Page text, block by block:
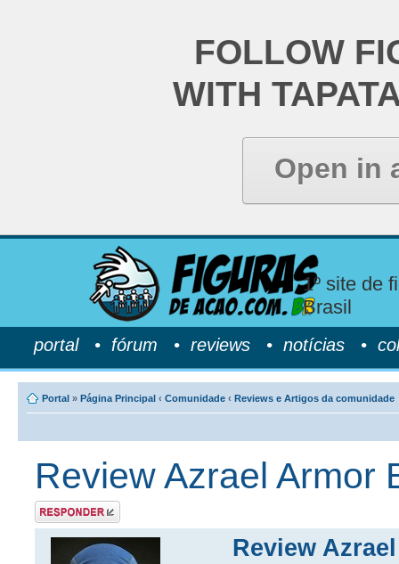
FOLLOW
WITH
Open in
1º site de
Brasil
portal• fórum • reviews • notícias •
Portal » Página Principal ‹ Comunidade ‹ Reviews e Artigos da comunidade
Review Azrael Armor
Postar uma
resposta
Review